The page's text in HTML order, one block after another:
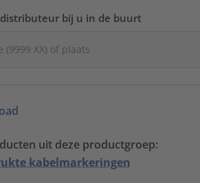
bij u in de buurt
uit deze productgroep:
kabelmarkeringen